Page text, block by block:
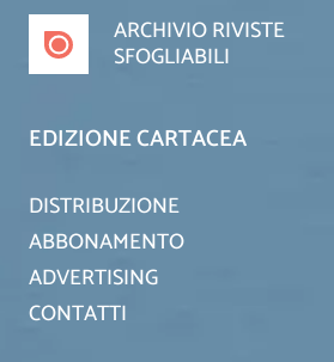
ARCHIVIO RIVISTE
SFOGLIABILI
EDIZIONE CARTACEA
DISTRIBUZIONE
ABBONAMENTO
ADVERTISING
CONTATTI